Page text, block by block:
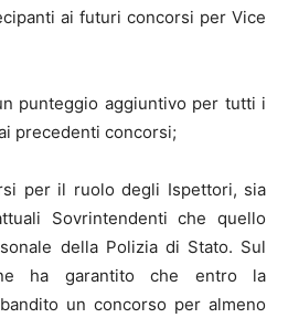
ai futuri concorsi per Vice
punteggio aggiuntivo per tutti i
precedenti concorsi;
per il ruolo degli Ispettori, sia
Sovrintendenti che quello
della Polizia di Stato. Sul
ha garantito che entro la
un concorso per almeno